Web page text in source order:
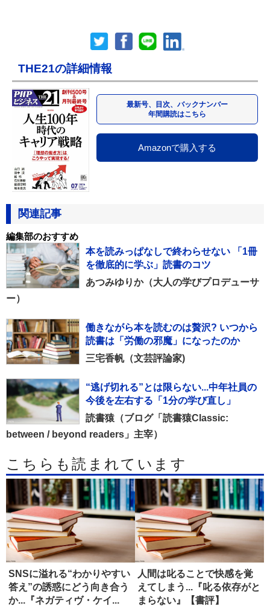
THE21の詳細情報
最新号、目次、バックナンバー
年間購読はこちら
Amazonで購入する
関連記事
編集部のおすすめ
本を読みっぱなしで終わらせない 「1冊
を徹底的に学ぶ」読書のコツ
あつみゆりか（大人の学びプロデューサ
ー）
働きながら本を読むのは贅沢? いつから
読書は「労働の邪魔」になったのか
三宅香帆（文芸評論家)
“逃げ切れる”とは限らない...中年社員の
今後を左右する「1分の学び直し」
読書猿（ブログ「読書猿Classic:
between / beyond readers」主宰）
こちらも読まれています
SNSに溢れる“わかりやすい
答え”の誘惑にどう向き合う
か...『ネガティヴ・ケイ...
人間は叱ることで快感を覚
えてしまう...『叱る依存がと
まらない』【書評】